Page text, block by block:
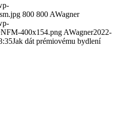
800 800 AWagner
400x154.png AWagner2022-
Jak dát prémiovému bydlení